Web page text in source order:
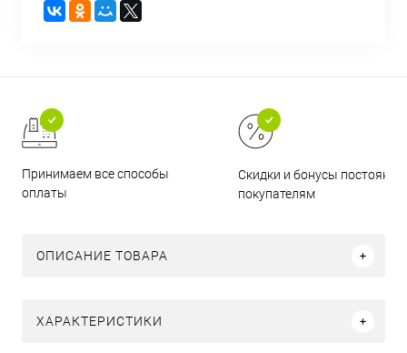
Принимаем все способы
оплаты
Скидки и бонусы
покупателям
ОПИСАНИЕ ТОВАРА
ХАРАКТЕРИСТИКИ